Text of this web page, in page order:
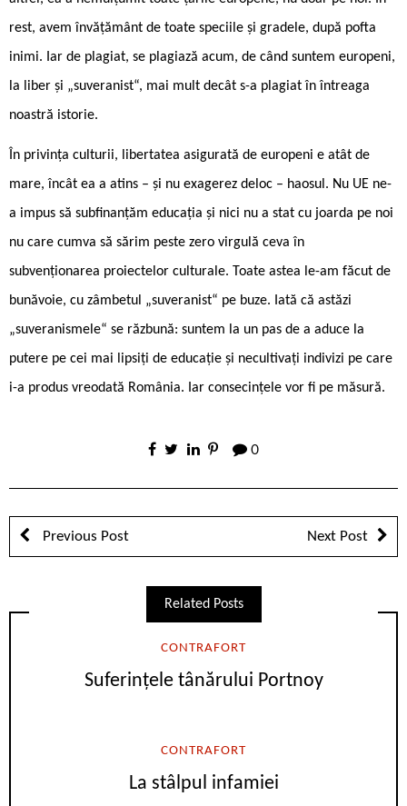
rest, avem învățământ de toate speciile și gradele, după pofta
inimi. Iar de plagiat, se plagiază acum, de când suntem europeni,
la liber și „suveranist“, mai mult decât s-a plagiat în întreaga
noastră istorie.
În privința culturii, libertatea asigurată de europeni e atât de
mare, încât ea a atins – și nu exagerez deloc – haosul. Nu UE ne-
a impus să subfinanțăm educația și nici nu a stat cu joarda pe noi
nu care cumva să sărim peste zero virgulă ceva în
subvenționarea proiectelor culturale. Toate astea le-am făcut de
bunăvoie, cu zâmbetul „suveranist“ pe buze. Iată că astăzi
„suveranismele“ se răzbună: suntem la un pas de a aduce la
putere pe cei mai lipsiți de educație și necultivați indivizi pe care
i-a produs vreodată România. Iar consecințele vor fi pe măsură.
0
Previous Post Next Post
Related Posts
CONTRAFORT
Suferințele tânărului Portnoy
CONTRAFORT
La stâlpul infamiei